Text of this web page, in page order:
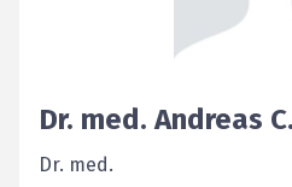
Dr. med. Andreas C.
Dr. med.